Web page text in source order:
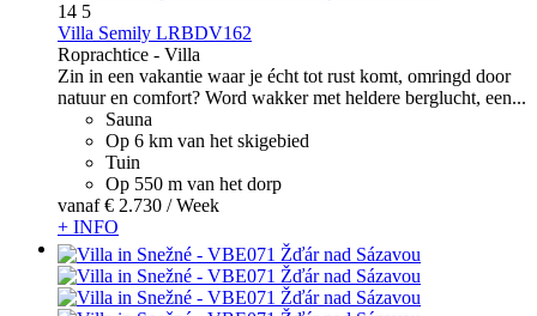
14 5
Villa Semily LRBDV162
Roprachtice - Villa
Zin in een vakantie waar je écht tot rust komt, omringd door
natuur en comfort? Word wakker met heldere berglucht, een...
Sauna
Op 6 km van het skigebied
Tuin
Op 550 m van het dorp
vanaf € 2.730 / Week
+ INFO